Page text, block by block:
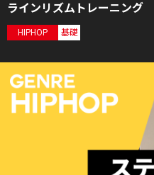
ラインリズムトレーニング
HIPHOP 基礎